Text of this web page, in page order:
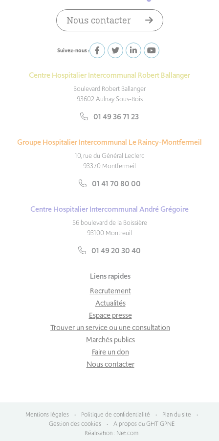
Suivez-nous :
Nous contacter
Centre Hospitalier Intercommunal Robert Ballanger
Boulevard Robert Ballanger
93602 Aulnay Sous-Bois
01 49 36 71 23
Groupe Hospitalier Intercommunal Le Raincy-Montfermeil
10, rue du Général Leclerc
93370 Montfermeil
01 41 70 80 00
Centre Hospitalier Intercommunal André Grégoire
56 boulevard de la Boissière
93100 Montreuil
01 49 20 30 40
Liens rapides
Recrutement
Actualités
Espace presse
Trouver un service ou une consultation
Marchés publics
Faire un don
Nous contacter
Mentions légales • Politique de confidentialité • Plan du site
•
Gestion des cookies
•
A propos du GHT GPNE
Réalisation : Net.com